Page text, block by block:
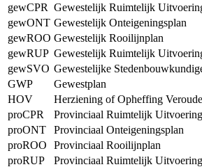
gewCPR Gewestelijk Ruimtelijk
gewONT Gewestelijk Onteigeningsplan
gewROO Gewestelijk Rooilijnplan
gewRUP Gewestelijk Ruimtelijk
gewSVO Gewestelijke
GWP
Gewestplan
HOV
Herziening of Opheffing
proCPR
Provinciaal Ruimtelijk
proONT
Provinciaal Onteigeningsplan
proROO
Provinciaal Rooilijnplan
proRUP
Provinciaal Ruimtelijk